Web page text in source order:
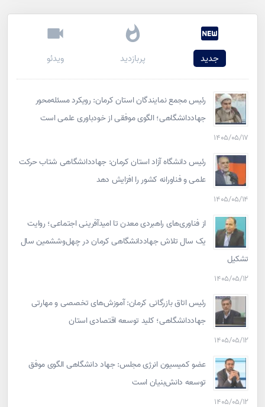
جدید پربازدید ویدئو
رئیس مجمع نمایندگان استان کرمان: رویکرد مسئله‌محور
جهاددانشگاهی؛ الگوی موفقی از خودباوری علمی است
۱۴۰۵/۰۵/۱۷
رئیس دانشگاه آزاد استان کرمان: جهاددانشگاهی شتاب حرکت
علمی و فناورانه کشور را افزایش دهد
۱۴۰۵/۰۵/۱۴
از فناوری‌های راهبردی معدن تا امیدآفرینی اجتماعی؛ روایت
یک سال تلاش جهاددانشگاهی کرمان در چهل‌وششمین سال
تشکیل
۱۴۰۵/۰۵/۱۲
رئیس اتاق بازرگانی کرمان: آموزش‌های تخصصی و مهارتی
جهاددانشگاهی؛ کلید توسعه اقتصادی استان
۱۴۰۵/۰۵/۱۲
عضو کمیسیون انرژی مجلس: جهاد دانشگاهی الگوی موفق
توسعه دانش‌بنیان است
۱۴۰۵/۰۵/۱۲